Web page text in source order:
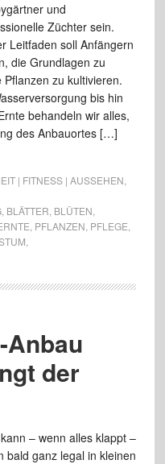
und
Züchter sein.
Leitfaden soll Anfängern
die Grundlagen zu
zu kultivieren.
bis hin
behandeln wir alles,
des Anbauortes […]
| FITNESS | AUSSEHEN
, BLÄTTER BLÜTEN
PFLANZEN PFLEGE
Anbau
der
– wenn alles klappt –
bald ganz legal in kleinen